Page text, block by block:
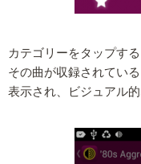
カテゴリーをタップす
その曲が収録されてい
表示され、ビジュアル